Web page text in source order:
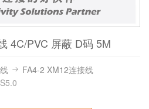
4C/PVC 屏蔽 D码 5M
FA4-2 XM12连接线